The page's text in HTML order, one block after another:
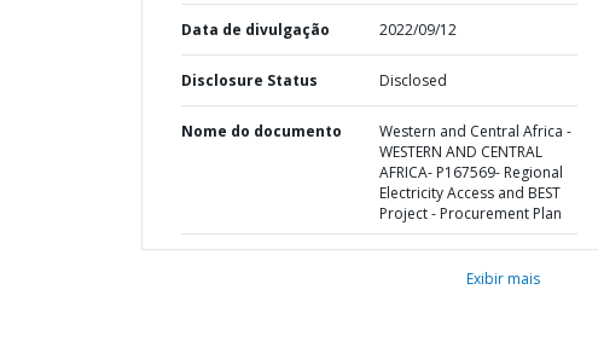
Data de divulgação 2022/09/12
Disclosure Status Disclosed
Nome do documento
Western and Central Africa -
WESTERN AND CENTRAL
AFRICA- P167569- Regional
Electricity Access and BEST
Project - Procurement Plan
Exibir mais